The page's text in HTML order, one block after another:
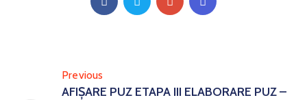
Previous
AFIȘARE PUZ ETAPA III ELABORARE PUZ –